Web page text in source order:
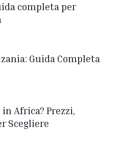
completa per
Guida Completa
Africa? Prezzi,
Scegliere